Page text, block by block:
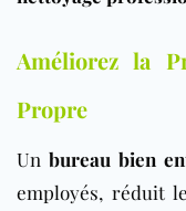
Améliorez la
Propre
Un bureau bien
employés, réduit